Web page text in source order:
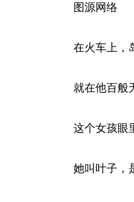
图源网络
在火车上，
就在他百般
这个女孩眼
她叫叶子，